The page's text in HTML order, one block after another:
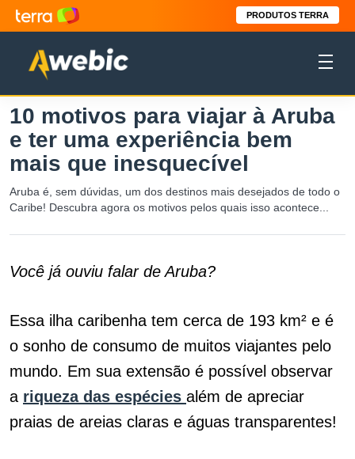
PRODUTOS TERRA
10 motivos para viajar à Aruba
e ter uma experiência bem
mais que inesquecível
Aruba é, sem dúvidas, um dos destinos mais desejados de todo o
Caribe! Descubra agora os motivos pelos quais isso acontece...
Você já ouviu falar de Aruba?
Essa ilha caribenha tem cerca de 193 km² e é
o sonho de consumo de muitos viajantes pelo
mundo. Em sua extensão é possível observar
a riqueza das espécies além de apreciar
praias de areias claras e águas transparentes!